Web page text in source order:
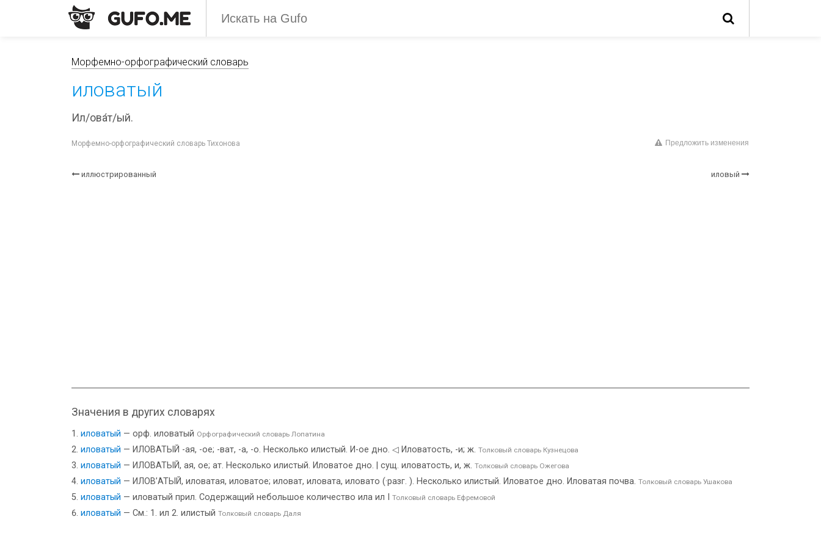
Морфемно-орфографический словарь
иловатый
Ил/ова́т/ый.
Морфемно-орфографический словарь Тихонова Предложить изменения
иллюстрированный иловый
Значения в других словарях
иловатый — орф. иловатый Орфографический словарь Лопатина
иловатый — ИЛОВАТЫЙ -ая, -ое; -ват, -а, -о. Несколько илистый. И-ое дно. ◁ Иловатость, -и; ж. Толковый словарь Кузнецова
иловатый — ИЛОВАТЫЙ, ая, ое; ат. Несколько илистый. Иловатое дно. | сущ. иловатость, и, ж. Толковый словарь Ожегова
иловатый — ИЛОВ’АТЫЙ, иловатая, иловатое; иловат, иловата, иловато (·разг. ). Несколько илистый. Иловатое дно. Иловатая почва. Толковый словарь Ушакова
иловатый — иловатый прил. Содержащий небольшое количество ила ил I Толковый словарь Ефремовой
иловатый — См.: 1. ил 2. илистый Толковый словарь Даля